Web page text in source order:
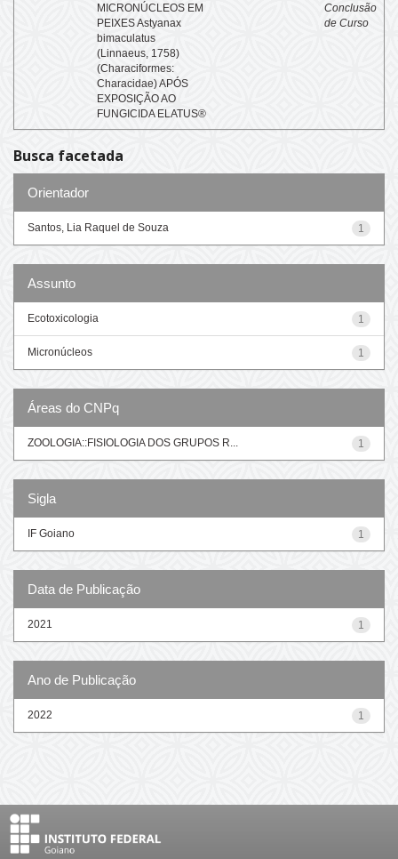
MICRONÚCLEOS EM
PEIXES Astyanax
bimaculatus
(Linnaeus, 1758)
(Characiformes:
Characidae) APÓS
EXPOSIÇÃO AO
FUNGICIDA ELATUS®
Conclusão
de Curso
Busca facetada
Orientador
1
Santos, Lia Raquel de Souza
Assunto
1
Ecotoxicologia
1
Micronúcleos
Áreas do CNPq
1
ZOOLOGIA::FISIOLOGIA DOS GRUPOS R...
Sigla
1
IF Goiano
Data de Publicação
1
2021
Ano de Publicação
1
2022